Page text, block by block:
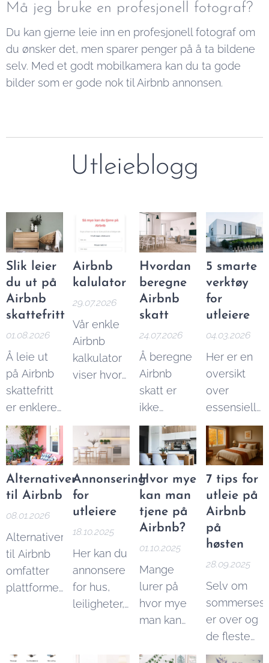
Må jeg bruke en profesjonell fotograf?
Du kan gjerne leie inn en profesjonell fotograf om
du ønsker det, men sparer penger på å ta bildene
selv. Med et godt mobilkamera kan du ta gode
bilder som er gode nok til Airbnb annonsen.
Utleieblogg
Slik leier
du ut på
Airbnb
skattefritt
01.08.2026
Å leie ut
på Airbnb
skattefritt
er enklere
enn du tror.
I denne
artikkelen
forklarer vi
beløpsgrensene
kjenne til.
Airbnb
kalulator
29.07.2026
Vår enkle
Airbnb
kalkulator
viser hvor
på Airbnb
utleie per
år.
Hvordan
beregne
Airbnb
skatt
24.07.2026
Å beregne
Airbnb
skatt er
ikke
vanskelig.
Her er er
en enkel
guide til å
beregne
Airbnb
skatt, og
vår Airbnb
skatt
kalkulator
for å finne
hvor mye
5 smarte
verktøy
for
utleiere
04.03.2026
Her er en
oversikt
over
essensielle
verktøy og
tjenester
må du ha
for å kunne
drive
effektiv
utleie.
Alternativer
til Airbnb
08.01.2026
Alternativer
til Airbnb
omfatter
plattformer
Homeaway,
Annonsering
for
utleiere
18.10.2025
Her kan du
annonsere
for hus,
leiligheter,
leie. Med
Hvor mye
kan man
tjene på
Airbnb?
01.10.2025
Mange
lurer på
hvor mye
man kan
Airbnb. Det
7 tips for
utleie på
Airbnb
på
høsten
28.09.2025
Selv om
er over og
de fleste
steder får